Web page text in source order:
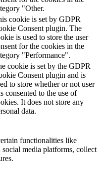
"Other.
cookie is set by GDPR
Consent plugin. The
is used to store the user
for the cookies in the
"Performance".
cookie is set by the GDPR
Consent plugin and is
to store whether or not user
consented to the use of
It does not store any
data.
functionalities like
media platforms, collect